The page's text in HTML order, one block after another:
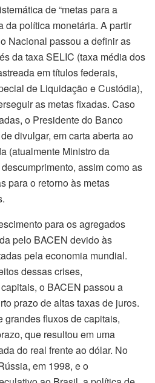
de “metas para a
da política monetária. A partir
Nacional passou a definir as
da taxa SELIC (taxa média dos
em títulos federais,
de Liquidação e Custódia),
as metas fixadas. Caso
o Presidente do Banco
divulgar, em carta aberta ao
(atualmente Ministro da
assim como as
para o retorno às metas
para os agregados
pelo BACEN devido às
pela economia mundial.
dessas crises,
o BACEN passou a
prazo de altas taxas de juros.
grandes fluxos de capitais,
que resultou em uma
do real frente ao dólar. No
em 1998, e o